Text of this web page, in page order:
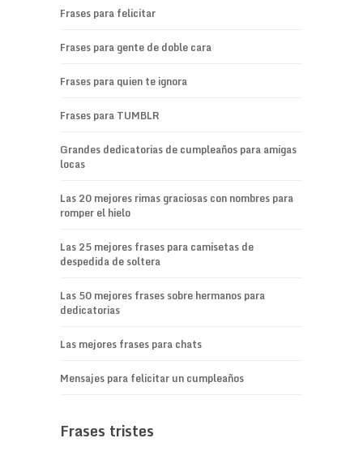
Frases para felicitar
Frases para gente de doble cara
Frases para quien te ignora
Frases para TUMBLR
Grandes dedicatorias de cumpleaños para amigas
locas
Las 20 mejores rimas graciosas con nombres para
romper el hielo
Las 25 mejores frases para camisetas de
despedida de soltera
Las 50 mejores frases sobre hermanos para
dedicatorias
Las mejores frases para chats
Mensajes para felicitar un cumpleaños
Frases tristes